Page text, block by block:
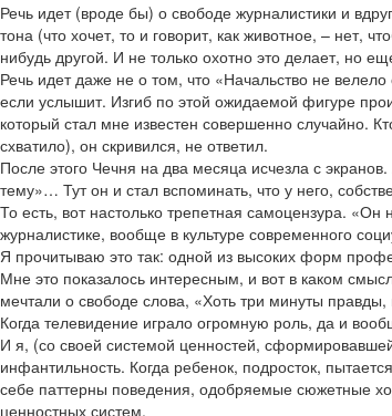
Речь идет (вроде бы) о свободе журналистики и
тона (что хочет, то и говорит, как животное, – нет,
нибудь другой. И не только охотно это делает, но
Речь идет даже не о том, что «Начальство не
если услышит. Изгиб по этой ожидаемой фигуре
который стал мне известен совершенно случайно.
схватило), он скривился, не ответил.
После этого Чечня на два месяца исчезла с
тему»… Тут он и стал вспоминать, что у него,
То есть, вот настолько трепетная самоцензура.
журналистике, вообще в культуре современного
Я прочитываю это так: одной из высоких форм
Мне это показалось интересным, и вот в каком
мечтали о свободе слова, «Хоть три минуты
Когда телевидение играло огромную роль, да и
И я, (со своей системой ценностей,
инфантильность. Когда ребенок, подросток,
себе паттерны поведения, одобряемые сюжетные
ценностных систем.